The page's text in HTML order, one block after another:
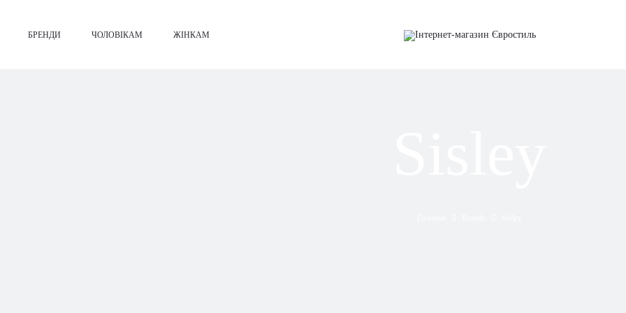
БРЕНДИ ЧОЛОВІКАМ ЖІНКАМ